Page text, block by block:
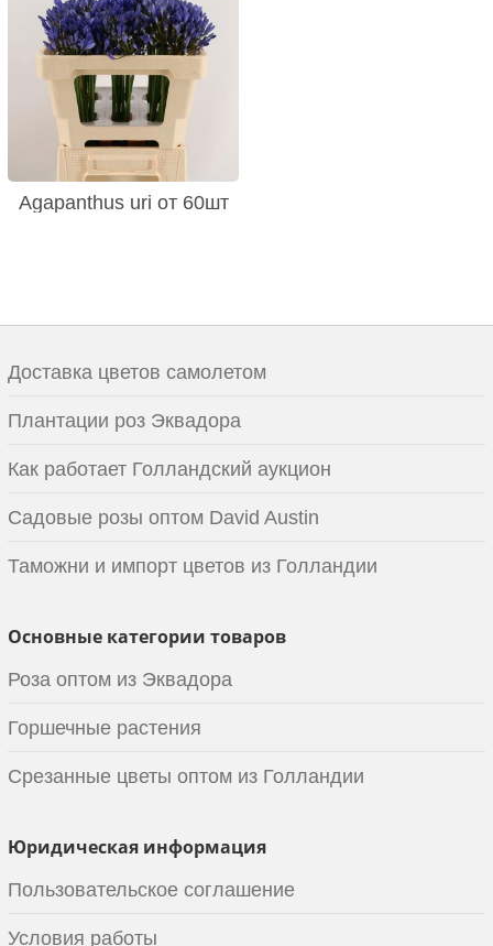
Agapanthus uri от 60шт
Доставка цветов самолетом
Плантации роз Эквадора
Как работает Голландский аукцион
Садовые розы оптом David Austin
Таможни и импорт цветов из Голландии
Основные категории товаров
Роза оптом из Эквадора
Горшечные растения
Срезанные цветы оптом из Голландии
Юридическая информация
Пользовательское соглашение
Условия работы